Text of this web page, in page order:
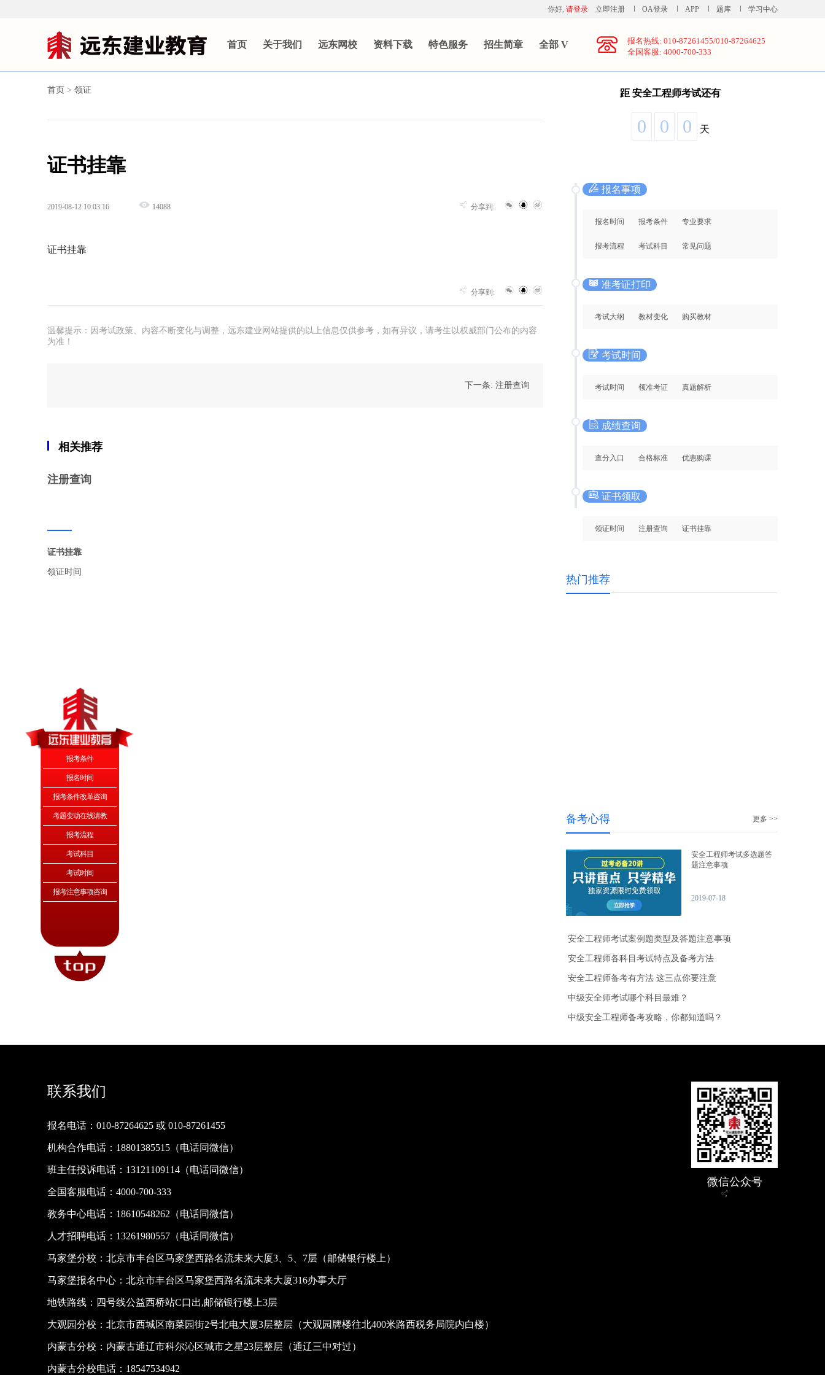
你好, 请登录 立即注册 OA登录 APP 题库 学习中心
首页 关于我们 远东网校 资料下载 特色服务 招生简章 全部 V
报名热线: 010-87261455/010-87264625
全国客服: 4000-700-333
首页 > 领证
证书挂靠
2019-08-12 10:03:16 14088 分享到:
证书挂靠
分享到:
温馨提示：因考试政策、内容不断变化与调整，远东建业网站提供的以上信息仅供参考，如有异议，请考生以权威部门公布的内容
为准！
下一条: 注册查询
相关推荐
注册查询
证书挂靠
领证时间
距 安全工程师考试还有
0 0 0 天
报名事项
报名时间 报考条件 专业要求
报考流程 考试科目 常见问题
准考证打印
考试大纲 教材变化 购买教材
考试时间
考试时间 领准考证 真题解析
成绩查询
查分入口 合格标准 优惠购课
证书领取
领证时间 注册查询 证书挂靠
热门推荐
备考心得 更多 >>
安全工程师考试多选题答
题注意事项
2019-07-18
安全工程师考试案例题类型及答题注意事项
安全工程师各科目考试特点及备考方法
安全工程师备考有方法 这三点你要注意
中级安全师考试哪个科目最难？
中级安全工程师备考攻略，你都知道吗？
联系我们
报名电话：010-87264625 或 010-87261455
机构合作电话：18801385515（电话同微信）
班主任投诉电话：13121109114（电话同微信）
全国客服电话：4000-700-333
教务中心电话：18610548262（电话同微信）
人才招聘电话：13261980557（电话同微信）
马家堡分校：北京市丰台区马家堡西路名流未来大厦3、5、7层（邮储银行楼上）
马家堡报名中心：北京市丰台区马家堡西路名流未来大厦316办事大厅
地铁路线：四号线公益西桥站C口出,邮储银行楼上3层
大观园分校：北京市西城区南菜园街2号北电大厦3层整层（大观园牌楼往北400米路西税务局院内白楼）
内蒙古分校：内蒙古通辽市科尔沁区城市之星23层整层（通辽三中对过）
内蒙古分校电话：18547534942
微信公众号
报考条件
报名时间
报考条件改革咨询
考题变动在线请教
报考流程
考试科目
考试时间
报考注意事项咨询